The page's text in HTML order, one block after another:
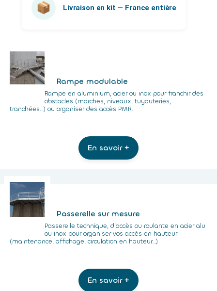
📦 Livraison en kit — France entière
Rampe modulable
Rampe en aluminium, acier ou inox pour franchir des
obstacles (marches, niveaux, tuyauteries,
tranchées…) ou organiser des accès PMR.
En savoir +
Passerelle sur mesure
Passerelle technique, d’accès ou roulante en acier alu
ou inox pour organiser vos accès en hauteur
(maintenance, affichage, circulation en hauteur…)
En savoir +